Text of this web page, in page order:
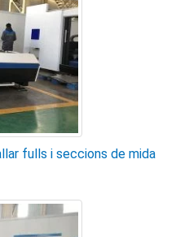
fulls i seccions de mida